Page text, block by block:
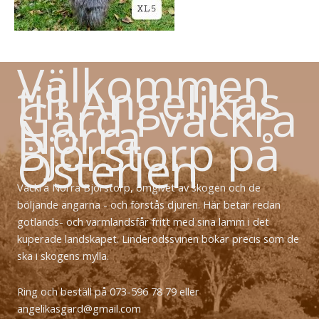
Välkommen
till Angelikas
Gård i vackra
Norra
Björstorp på
Österlen
Vackra Norra Björstorp, omgivet av skogen och de
böljande ängarna - och förstås djuren. Här betar redan
gotlands- och värmlandsfår fritt med sina lamm i det
kuperade landskapet. Linderödssvinen bökar precis som de
ska i skogens mylla.
Ring och beställ på 073-596 78 79 eller
angelikasgard@gmail.com